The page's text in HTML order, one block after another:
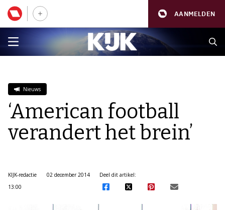
AANMELDEN
Nieuws
‘American football
verandert het brein’
KIJK-redactie
02 december 2014
13:00
Deel dit artikel: